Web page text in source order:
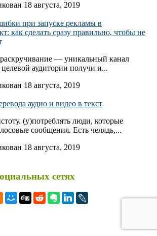
18 августа, 2019
при запуске рекламы в
как сделать сразу правильно, чтобы не
— уникальный канал
аудитории получи и...
18 августа, 2019
аудио и видео в текст
(у)потреблять люди, которые
сообщения. Есть челядь,...
18 августа, 2019
сетях